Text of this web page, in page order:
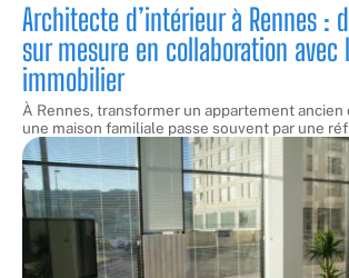
Architecte d’intérieur à Rennes :
sur mesure en collaboration
immobilier
À Rennes, transformer un appartement ancien
une maison familiale passe souvent par une